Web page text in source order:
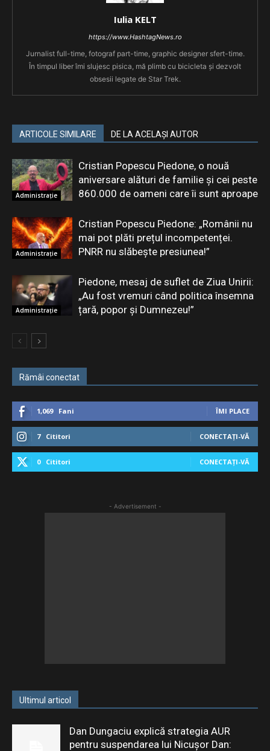
Iulia KELT
https://www.HashtagNews.ro
Jurnalist full-time, fotograf part-time, graphic designer sfert-time.
În timpul liber îmi slujesc pisica, mă plimb cu bicicleta și dezvolt
obsesii legate de Star Trek.
ARTICOLE SIMILARE DE LA ACELAȘI AUTOR
Administrație
Cristian Popescu Piedone, o nouă
aniversare alături de familie și cei peste
860.000 de oameni care îi sunt aproape
Administrație
Cristian Popescu Piedone: „Românii nu
mai pot plăti prețul incompetenței.
PNRR nu slăbește presiunea!”
Administrație
Piedone, mesaj de suflet de Ziua Unirii:
„Au fost vremuri când politica însemna
țară, popor și Dumnezeu!”
Rămâi conectat
1,069 Fani ÎMI PLACE
7 Cititori CONECTAȚI-VĂ
0 Cititori CONECTAȚI-VĂ
- Advertisement -
Ultimul articol
Dan Dungaciu explică strategia AUR
pentru suspendarea lui Nicușor Dan: